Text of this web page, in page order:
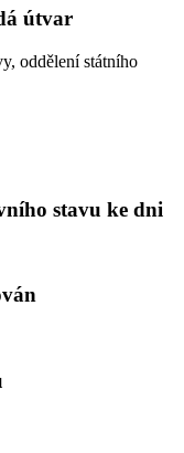
útvar
oddělení státního
stavu ke dni